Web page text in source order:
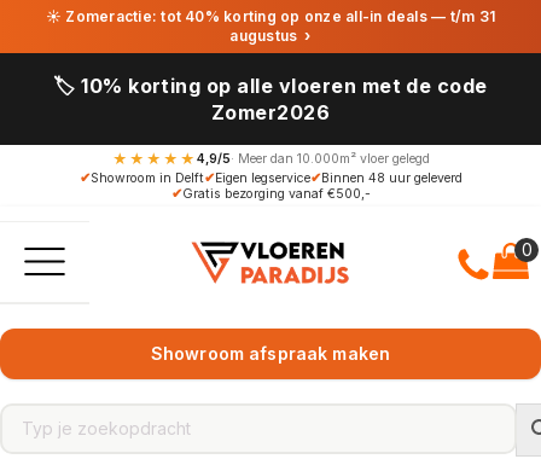
☀ Zomeractie: tot 40% korting op onze all-in deals — t/m 31
augustus ›
🏷️ 10% korting op alle vloeren met de code
Zomer2026
★★★★★ 4,9/5· Meer dan 10.000m² vloer gelegd
✔Showroom in Delft✔Eigen legservice✔Binnen 48 uur geleverd
✔Gratis bezorging vanaf €500,-
Showroom afspraak maken